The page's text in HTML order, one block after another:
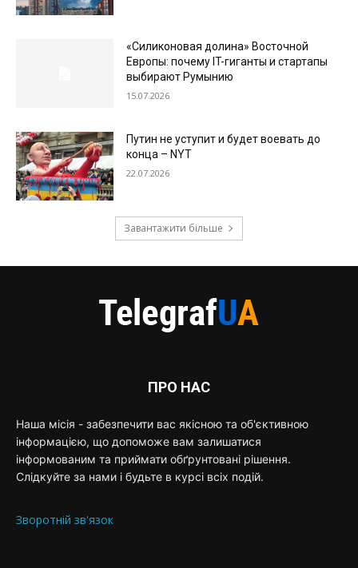
«Силиконовая долина» Восточной
Европы: почему IT-гиганты и стартапы
выбирают Румынию
15.07.2026
Путин не уступит и будет воевать до
конца – NYT
22.07.2026
Завантажити більше
ПРО НАС
Наша місія - забезпечити вас якісною та об'єктивною
інформацією, що допоможе вам залишатися
інформованим та приймати обґрунтовані рішення.
Слідкуйте за нами і будьте в курсі всіх подій.
Зворотній зв'язок